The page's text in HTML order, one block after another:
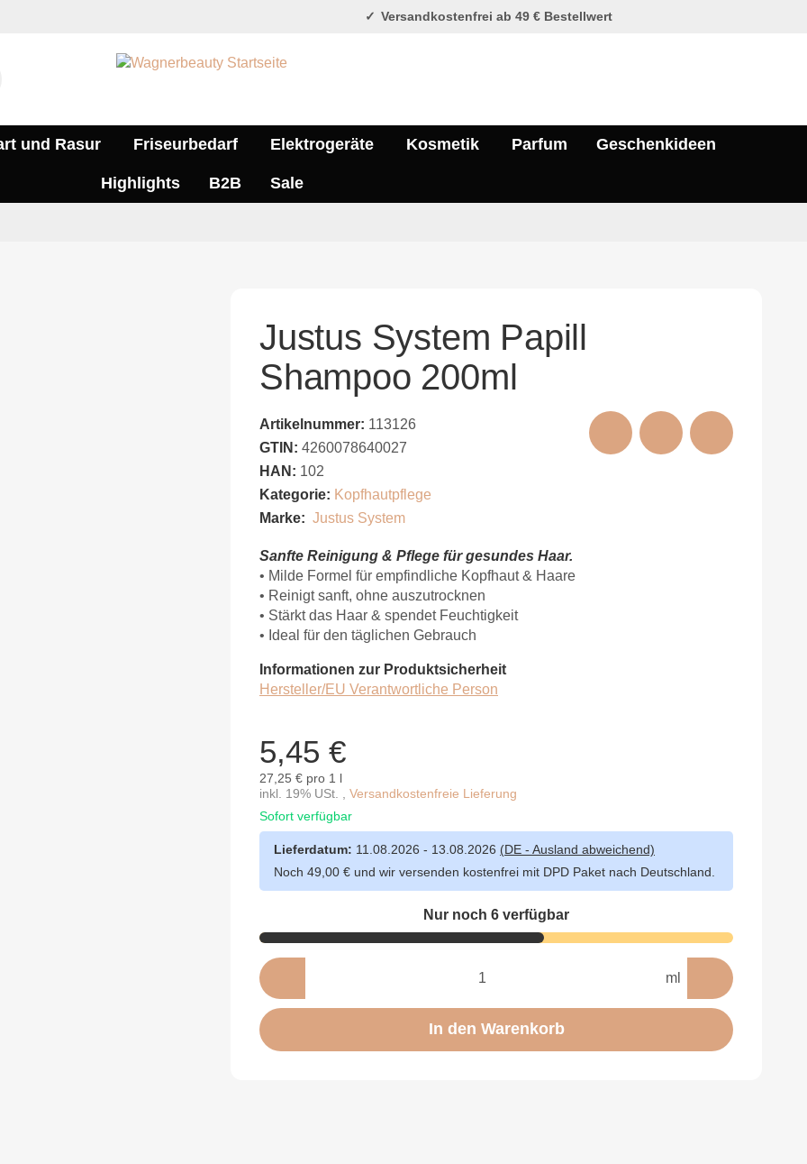
Versandkostenfrei ab 49 € Bestellwert
und Rasur Friseurbedarf Elektrogeräte Kosmetik Parfum Geschenkideen
Highlights B2B Sale
Justus System Papill
Shampoo 200ml
Artikelnummer: 113126
GTIN: 4260078640027
HAN: 102
Kategorie: Kopfhautpflege
Marke: Justus System
Sanfte Reinigung & Pflege für gesundes Haar.
• Milde Formel für empfindliche Kopfhaut & Haare
• Reinigt sanft, ohne auszutrocknen
• Stärkt das Haar & spendet Feuchtigkeit
• Ideal für den täglichen Gebrauch
Informationen zur Produktsicherheit
Hersteller/EU Verantwortliche Person
5,45 €
27,25 € pro 1 l
inkl. 19% USt. , Versandkostenfreie Lieferung
Sofort verfügbar
Lieferdatum: 11.08.2026 - 13.08.2026 (DE - Ausland abweichend)
Noch 49,00 € und wir versenden kostenfrei mit DPD Paket nach Deutschland.
Nur noch 6 verfügbar
ml
In den Warenkorb